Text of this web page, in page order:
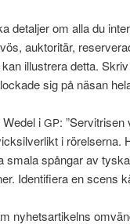
detal­jer om alla du
auk­toritär,
illus­tr­era detta.
sig på näsan
i GP:
i rörelserna.
smala spån­gar av
Iden­ti­fiera en scens
nyhet­sar­tikelns